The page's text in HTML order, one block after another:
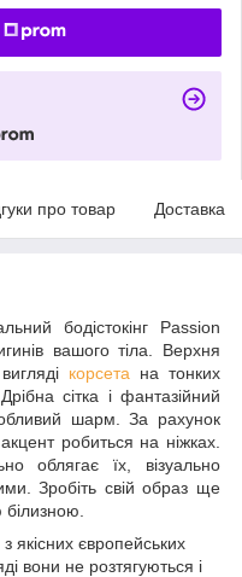
про товар Доставка
бодістокінг Passion
вашого тіла. Верхня
корсета на тонких
сітка і фантазійний
шарм. За рахунок
робиться на ніжках.
облягає їх, візуально
Зробіть свій образ ще
якісних європейських
вони не розтягуються і